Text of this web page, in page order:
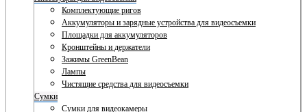
Комплектующие ригов
Аккумуляторы и зарядные устройства для видеосъемки
Площадки для аккумуляторов
Кронштейны и держатели
Зажимы GreenBean
Лампы
Чистящие средства для видеосъемки
Сумки
Сумки для видеокамеры